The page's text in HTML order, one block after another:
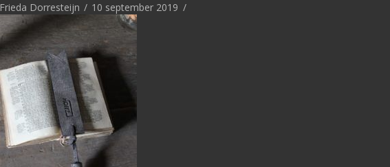
Frieda Dorresteijn 10 september 2019